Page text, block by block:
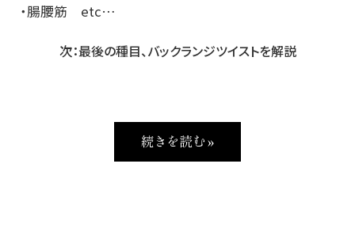
・腸腰筋 etc…
次：最後の種目、バックランジツイストを解説
続きを読む »